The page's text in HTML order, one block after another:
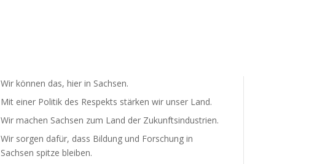
Wir können das, hier in Sachsen.
Mit einer Politik des Respekts stärken wir unser Land.
Wir machen Sachsen zum Land der Zukunfts­in­dus­trien.
Wir sorgen dafür, dass Bildung und Forschung in
Sachsen spitze bleiben.